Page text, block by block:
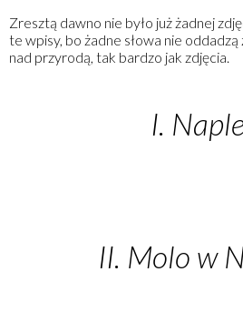
Zresztą dawno nie było już żadnej
te wpisy, bo żadne słowa nie
nad przyrodą, tak bardzo jak zdjęcia.
I.
II. Molo w